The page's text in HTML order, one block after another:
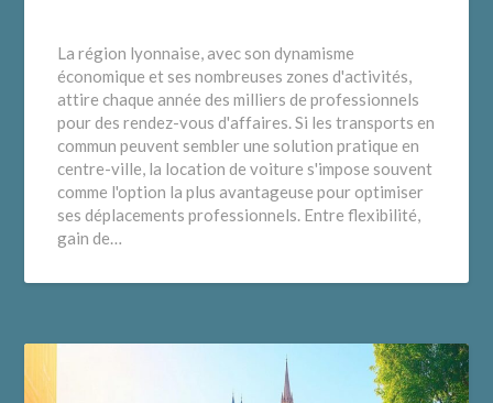
La région lyonnaise, avec son dynamisme
économique et ses nombreuses zones d'activités,
attire chaque année des milliers de professionnels
pour des rendez-vous d'affaires. Si les transports en
commun peuvent sembler une solution pratique en
centre-ville, la location de voiture s'impose souvent
comme l'option la plus avantageuse pour optimiser
ses déplacements professionnels. Entre flexibilité,
gain de…